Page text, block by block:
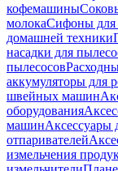
кофемашины
молокаСифоны для
домашней техники
насадки для
пылесосов
аккумуляторы для
швейных машин
оборудования
машинАксессуары
отпаривателей
измельчения